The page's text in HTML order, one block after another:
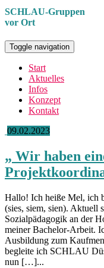
SCHLAU-Gruppen
vor Ort
Toggle navigation
Start
Aktuelles
Infos
Konzept
Kontakt
09.02.2023
„ Wir haben
Hallo! Ich heiße Mel, ich
(sies, siem, sien). Aktuell
Sozialpädagogik an der
meiner Bachelor-Arbeit.
Ausbildung zum
begleite ich SCHLAU
nun […]...